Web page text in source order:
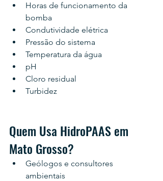
Horas de funcionamento da
bomba
Condutividade elétrica
Pressão do sistema
Temperatura da água
pH
Cloro residual
Turbidez
Quem Usa HidroPAAS em
Mato Grosso?
Geólogos e consultores
ambientais